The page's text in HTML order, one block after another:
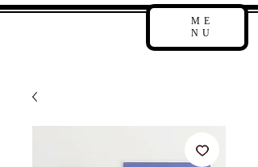
ME
NU